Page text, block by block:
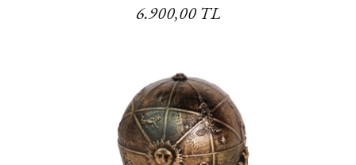
6.900,00 TL